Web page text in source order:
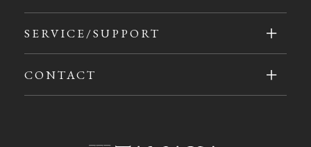
SERVICE/SUPPORT
CONTACT